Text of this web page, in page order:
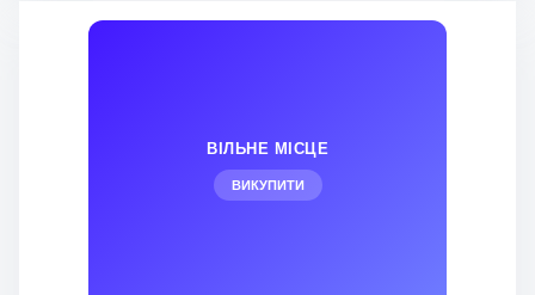
ВІЛЬНЕ МІСЦЕ
ВИКУПИТИ